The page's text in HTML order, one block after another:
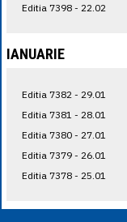
Editia 7398 - 22.02
IANUARIE
Editia 7382 - 29.01
Editia 7381 - 28.01
Editia 7380 - 27.01
Editia 7379 - 26.01
Editia 7378 - 25.01